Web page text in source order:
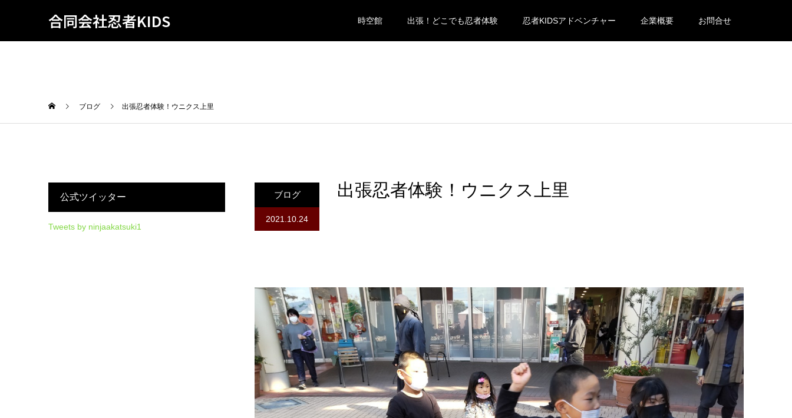
合同会社忍者KIDS 時空館 出張！どこでも忍者体験 忍者KIDSアドベンチャー 企業概要 お問合せ
ブログ 出張忍者体験！ウニクス上里
ブログ
2021.10.24
出張忍者体験！ウニクス上里
公式ツイッター
Tweets by ninjaakatsuki1